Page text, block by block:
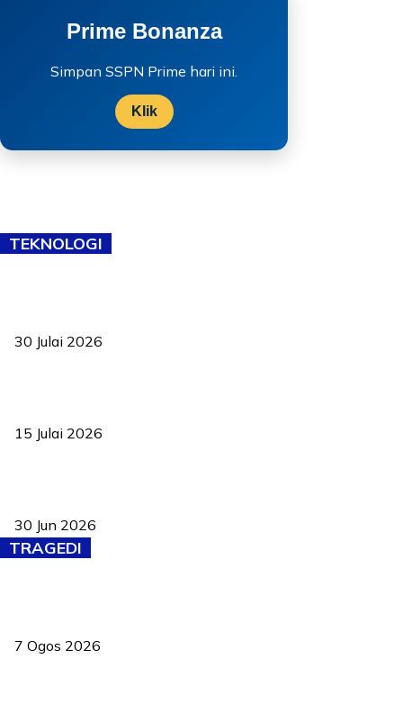
Prime Bonanza
Simpan SSPN Prime hari ini.
Klik
TEKNOLOGI
30 Julai 2026
15 Julai 2026
30 Jun 2026
TRAGEDI
7 Ogos 2026